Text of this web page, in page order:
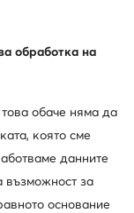
обработка на
обаче няма да
която сме
данните
възможност за
основание